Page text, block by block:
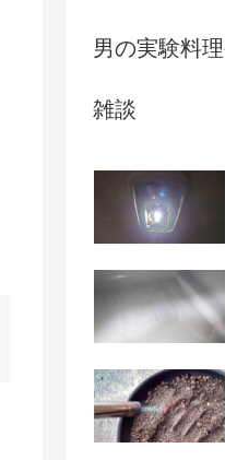
男の実験料
雑談